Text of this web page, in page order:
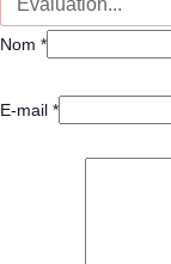
Nom *
E-mail *